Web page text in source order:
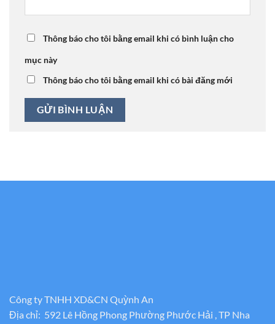
Thông báo cho tôi bằng email khi có bình luận cho
mục này
Thông báo cho tôi bằng email khi có bài đăng mới
Công ty TNHH XD&CN Quỳnh An
Địa chỉ: 592 Lê Hồng Phong Phường Phước Hải , TP Nha